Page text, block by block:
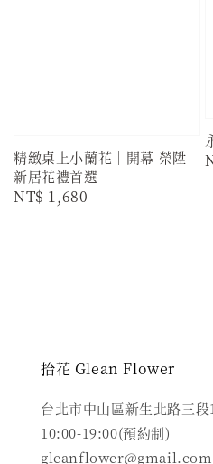
精緻桌上小蘭花｜開幕 榮陞
新居花禮首選
Regular
NT$ 1,680
拾花 Glean Flower
台北市中山區新生北路三段
10:00-19:00(預約制)
gleanflower@gmail.com